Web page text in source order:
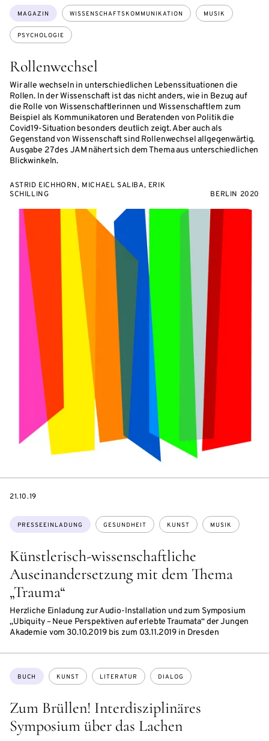
Rollenwechsel
Wir alle wechseln in unterschiedlichen Lebenssituationen die
Rollen. In der Wissenschaft ist das nicht anders, wie in Bezug auf
die Rolle von Wissenschaftlerinnen und Wissenschaftlern zum
Beispiel als Kommunikatoren und Beratenden von Politik die
Covid19-Situation besonders deutlich zeigt. Aber auch als
Gegenstand von Wissenschaft sind Rollenwechsel allgegenwärtig.
Ausgabe 27 des JAM nähert sich dem Thema aus unterschiedlichen
Blickwinkeln.
Themen:
MAGAZIN WISSENSCHAFTSKOMMUNIKATION MUSIK
PSYCHOLOGIE
ASTRID EICHHORN, MICHAEL SALIBA, ERIK
SCHILLING
BERLIN 2020
Künstlerisch-wissenschaftliche
Auseinandersetzung mit dem Thema
„Trauma“
Herzliche Einladung zur Audio-Installation und zum Symposium
„Ubiquity – Neue Perspektiven auf erlebte Traumata“ der Jungen
Akademie vom 30.10.2019 bis zum 03.11.2019 in Dresden
Themen:
PRESSEEINLADUNG GESUNDHEIT KUNST MUSIK
DATE
21.10.19
Zum Brüllen! Interdisziplinäres
Symposium über das Lachen
Themen:
BUCH KUNST LITERATUR DIALOG